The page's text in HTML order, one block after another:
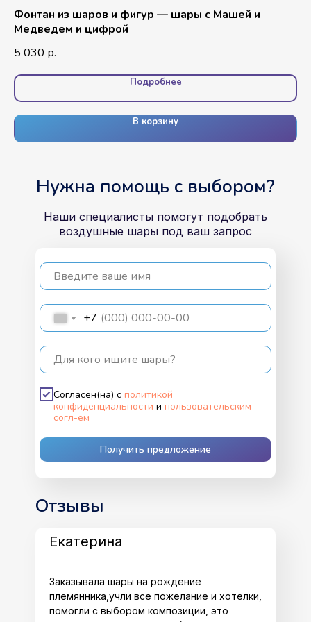
Фонтан из шаров и фигур — шары с Машей и
Медведем и цифрой
5 030 р.
Подробнее
В корзину
Наши специалисты помогут подобрать
воздушные шары под ваш запрос
Введите ваше имя
+7
Для кого ищите шары?
Согласен(на) с политикой
конфиденциальности и пользовательским
согл-ем
Получить предложение
Нужна помощь с выбором?
Отзывы
Заказывала шары на рождение
племянника,учли все пожелание и хотелки,
помогли с выбором композиции, это
Екатерина